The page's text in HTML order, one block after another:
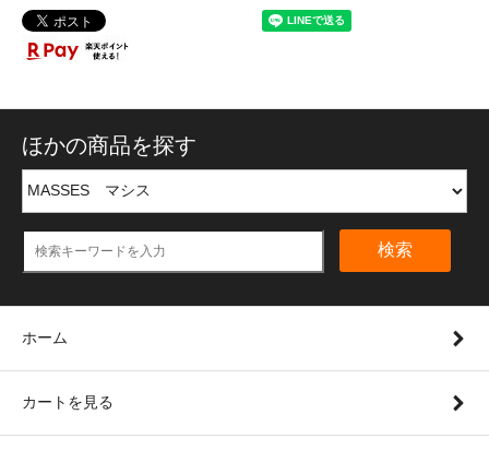
ほかの商品を探す
検索
ホーム
カートを見る